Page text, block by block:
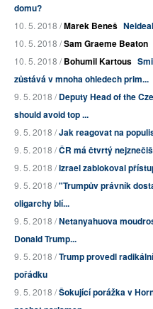
domu?
10. 5. 2018 /Marek Beneš
10. 5. 2018 /Sam Graeme Beaton
10. 5. 2018 /Bohumil Kartous
zůstává v mnoha ohledech prim...
9. 5. 2018 /Deputy Head of the
should avoid top ...
9. 5. 2018 /Jak reagovat na
9. 5. 2018 /ČR má čtvrtý
9. 5. 2018 /Izrael zablokoval
9. 5. 2018 /"Trumpův právník
oligarchy blí...
9. 5. 2018 /Netanyahuova
Donald Trump...
9. 5. 2018 /Trump provedl
pořádku
9. 5. 2018 /Šokující porážka v